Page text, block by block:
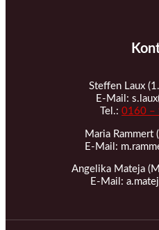
Steffen Laux
E-Mail:
Tel.: 0160 –
Maria Rammert
E-Mail:
Angelika Mateja
E-Mail: